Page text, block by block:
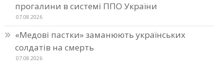
прогалини в системі ППО України
07.08.2026
«Медові пастки» заманюють українських
солдатів на смерть
07.08.2026